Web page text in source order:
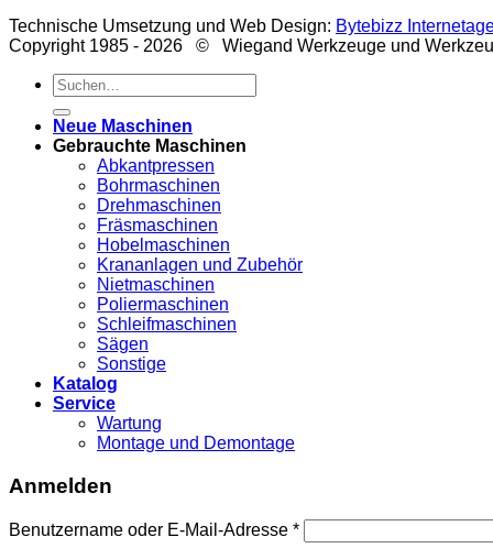
Technische Umsetzung und Web Design: Bytebizz
Copyright 1985 - 2026 © Wiegand Werkzeuge und
Suche
nach:
Neue Maschinen
Gebrauchte Maschinen
Abkantpressen
Bohrmaschinen
Drehmaschinen
Fräsmaschinen
Hobelmaschinen
Krananlagen und Zubehör
Nietmaschinen
Poliermaschinen
Schleifmaschinen
Sägen
Sonstige
Katalog
Service
Wartung
Montage und Demontage
Anmelden
Benutzername oder E-Mail-Adresse *